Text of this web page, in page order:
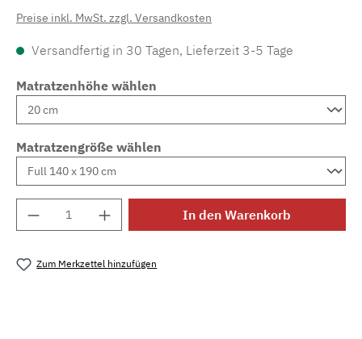
Preise inkl. MwSt. zzgl. Versandkosten
Versandfertig in 30 Tagen, Lieferzeit 3-5 Tage
Matratzenhöhe wählen
Matratzengröße wählen
Produkt Anzahl: Gib den gewünschten
In den Warenkorb
Zum Merkzettel hinzufügen